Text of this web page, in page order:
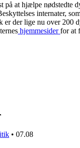
på at hjælpe nødstedte
internater,
er der lige nu over 200
hjemmesiderfor at
• 07.08